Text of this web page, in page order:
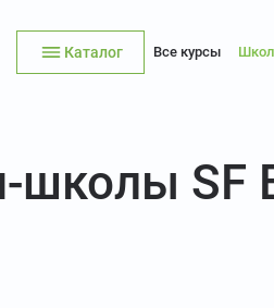
Каталог Все курсы
школы SF